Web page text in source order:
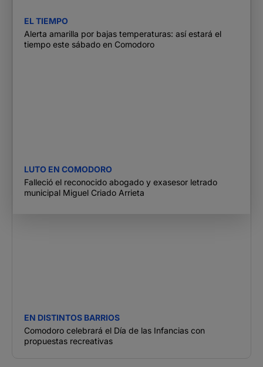
EL TIEMPO
Alerta amarilla por bajas temperaturas: así estará el
tiempo este sábado en Comodoro
LUTO EN COMODORO
Falleció el reconocido abogado y exasesor letrado
municipal Miguel Criado Arrieta
EN DISTINTOS BARRIOS
Comodoro celebrará el Día de las Infancias con
propuestas recreativas